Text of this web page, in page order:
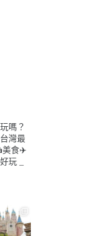
嗎？
灣最
美食✈️
玩